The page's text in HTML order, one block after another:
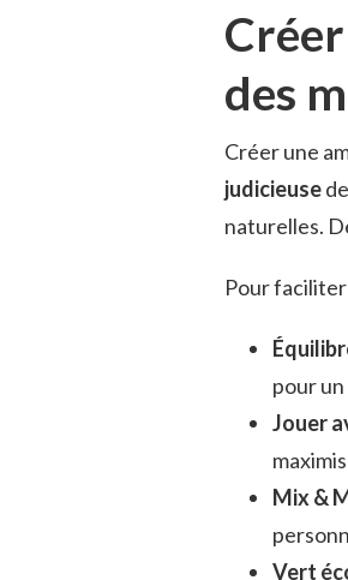
des
Créer une
judicieuse
naturelles.
Pour
pour
Jouer
Mix &
Vert